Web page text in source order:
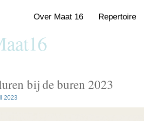
Over Maat 16 Repertoire
bij de buren 2023
2023